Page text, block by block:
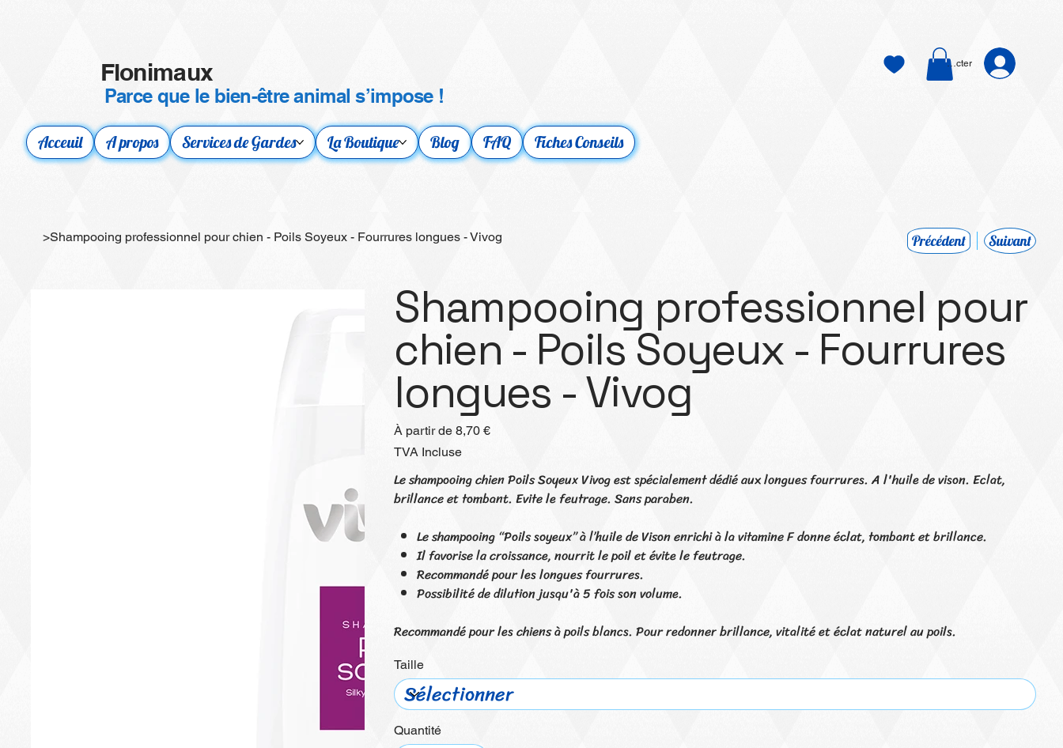
Flonimaux
Parce que le bien-être animal s’impose !
Acceuil A propos Services de Gardes La Boutique Blog FAQ Fiches Conseils
Se connecter
>Shampooing professionnel pour chien - Poils Soyeux - Fourrures longues - Vivog Précédent Suivant
Shampooing professionnel pour
chien - Poils Soyeux - Fourrures
longues - Vivog
À partir de Prix
8,70 €
TVA Incluse
Le shampooing chien Poils Soyeux Vivog est spécialement dédié aux longues fourrures. A l'huile de vison. Eclat,
brillance et tombant. Evite le feutrage. Sans paraben.
Le shampooing “Poils soyeux” à l’huile de Vison enrichi à la vitamine F donne éclat, tombant et brillance.
Il favorise la croissance, nourrit le poil et évite le feutrage.
Recommandé pour les longues fourrures.
Possibilité de dilution jusqu'à 5 fois son volume.
Recommandé pour les chiens à poils blancs. Pour redonner brillance, vitalité et éclat naturel au poils.
Taille
Quantité